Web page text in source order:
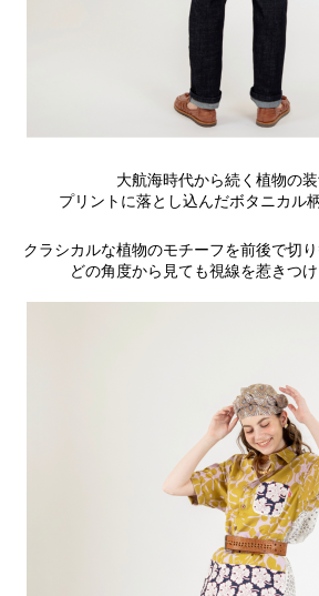
大航海時代から続く植物の装
プリントに落とし込んだボタニカル
クラシカルな植物のモチーフを前後で切り
どの角度から見ても視線を惹きつけ